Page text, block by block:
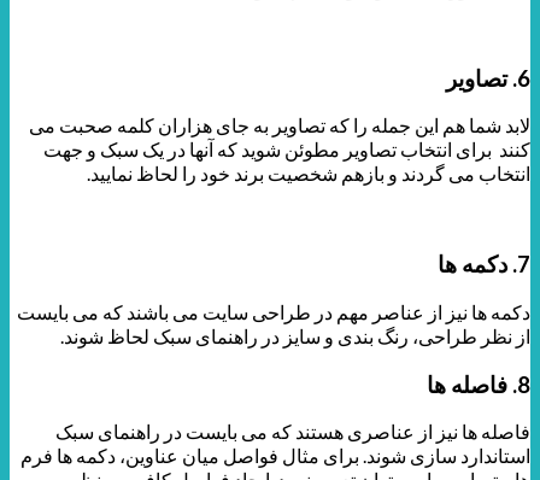
6. تصاویر
لابد شما هم این جمله را که تصاویر به جای هزاران کلمه صحبت می
کنند برای انتخاب تصاویر مطوئن شوید که آنها در یک سبک و جهت
انتخاب می گردند و بازهم شخصیت برند خود را لحاظ نمایید.
7. دکمه ها
دکمه ها نیز از عناصر مهم در طراحی سایت می باشند که می بایست
از نظر طراحی، رنگ بندی و سایز در راهنمای سبک لحاظ شوند.
8. فاصله ها
فاصله ها نیز از عناصری هستند که می بایست در راهنمای سبک
استاندارد سازی شوند. برای مثال فواصل میان عناوین، دکمه ها فرم